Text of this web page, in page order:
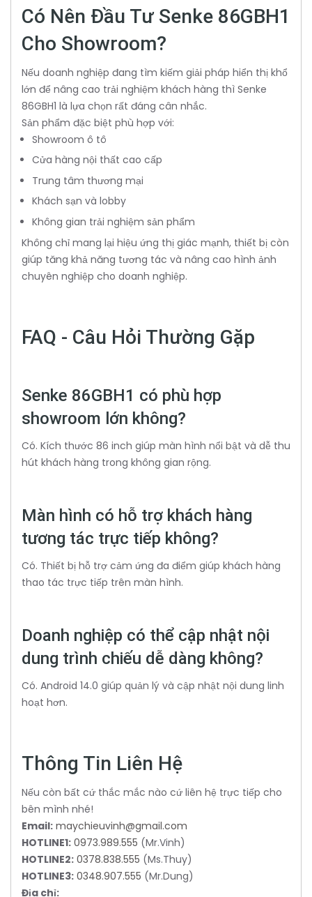
Có Nên Đầu Tư Senke 86GBH1
Cho Showroom?
Nếu doanh nghiệp đang tìm kiếm giải pháp hiển thị khổ
lớn để nâng cao trải nghiệm khách hàng thì Senke
86GBH1 là lựa chọn rất đáng cân nhắc.
Sản phẩm đặc biệt phù hợp với:
Showroom ô tô
Cửa hàng nội thất cao cấp
Trung tâm thương mại
Khách sạn và lobby
Không gian trải nghiệm sản phẩm
Không chỉ mang lại hiệu ứng thị giác mạnh, thiết bị còn
giúp tăng khả năng tương tác và nâng cao hình ảnh
chuyên nghiệp cho doanh nghiệp.
FAQ - Câu Hỏi Thường Gặp
Senke 86GBH1 có phù hợp
showroom lớn không?
Có. Kích thước 86 inch giúp màn hình nổi bật và dễ thu
hút khách hàng trong không gian rộng.
Màn hình có hỗ trợ khách hàng
tương tác trực tiếp không?
Có. Thiết bị hỗ trợ cảm ứng đa điểm giúp khách hàng
thao tác trực tiếp trên màn hình.
Doanh nghiệp có thể cập nhật nội
dung trình chiếu dễ dàng không?
Có. Android 14.0 giúp quản lý và cập nhật nội dung linh
hoạt hơn.
Thông Tin Liên Hệ
Nếu còn bất cứ thắc mắc nào cứ liên hệ trực tiếp cho
bên mình nhé!
Email: maychieuvinh@gmail.com
HOTLINE1: 0973.989.555 (Mr.Vinh)
HOTLINE2: 0378.838.555 (Ms.Thuy)
HOTLINE3: 0348.907.555 (Mr.Dung)
Địa chỉ: